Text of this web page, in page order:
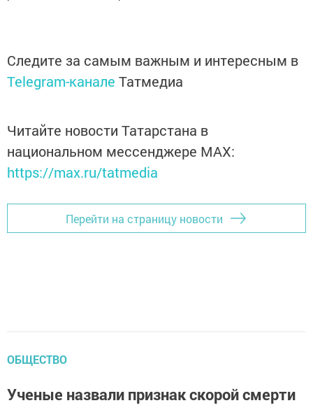
Следите за самым важным и интересным в
Telegram-канале Татмедиа
Читайте новости Татарстана в
национальном мессенджере MАХ:
https://max.ru/tatmedia
Перейти на страницу новости
ОБЩЕСТВО
Ученые назвали признак скорой смерти